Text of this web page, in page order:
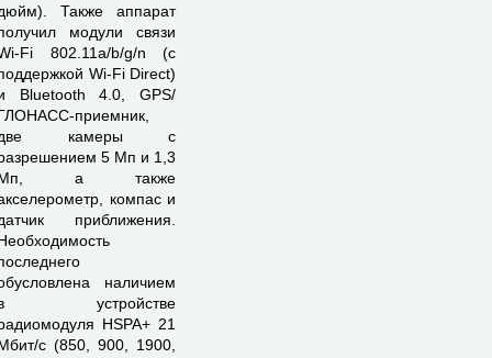
Также аппарат
модули связи
Fi 802.11a/b/g/n (с
Wi-Fi Direct)
Bluetooth 4.0, GPS/
приемник,
камеры с
5 Мп и 1,3
а также
компас и
приближения.
наличием
устройстве
HSPA+ 21
с (850, 900, 1900,